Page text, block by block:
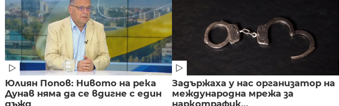
Юлиян Попов: Нивото на река
Дунав няма да се вдигне с един
дъжд
Задържаха у нас организатор на
международна мрежа за
наркотрафик...